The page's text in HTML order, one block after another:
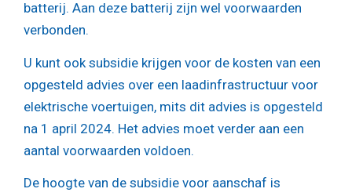
batterij. Aan deze batterij zijn wel voorwaarden
verbonden.
U kunt ook subsidie krijgen voor de kosten van een
opgesteld advies over een laadinfrastructuur voor
elektrische voertuigen, mits dit advies is opgesteld
na 1 april 2024. Het advies moet verder aan een
aantal voorwaarden voldoen.
De hoogte van de subsidie voor aanschaf is